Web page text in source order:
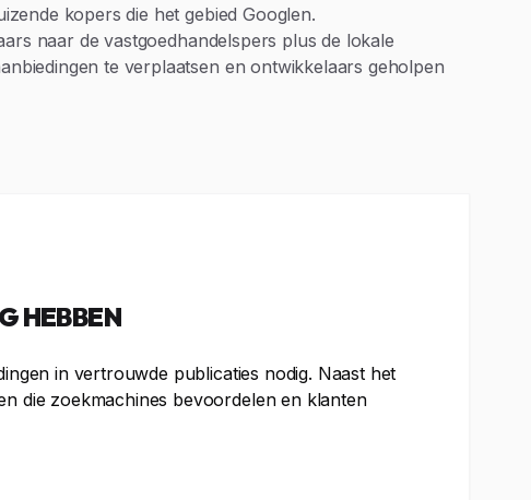
kopers die het gebied Googlen.
naar de vastgoedhandelspers plus de lokale
te verplaatsen en ontwikkelaars geholpen
HEBBEN
in vertrouwde publicaties nodig. Naast het
die zoekmachines bevoordelen en klanten